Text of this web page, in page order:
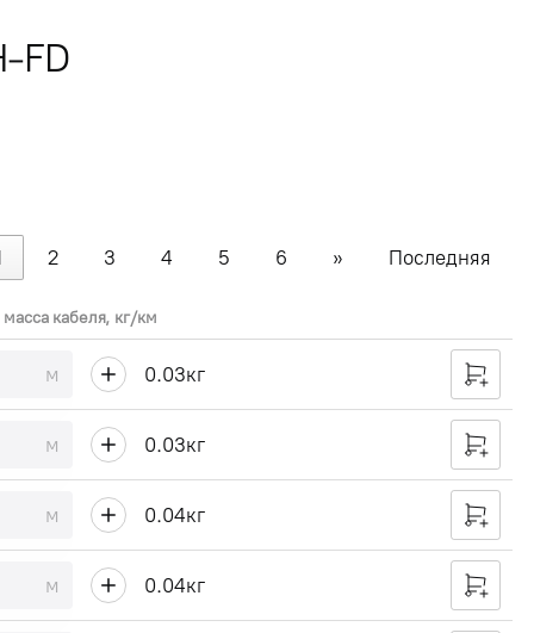
FD
2 3 4 5 6 » Последняя
масса кабеля, кг/км
м 0.03кг
м 0.03кг
м 0.04кг
м 0.04кг